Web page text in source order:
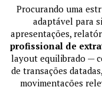
Procurando uma
adaptável para
apresentações,
profissional de
layout equilibrado —
de transações
movimentações